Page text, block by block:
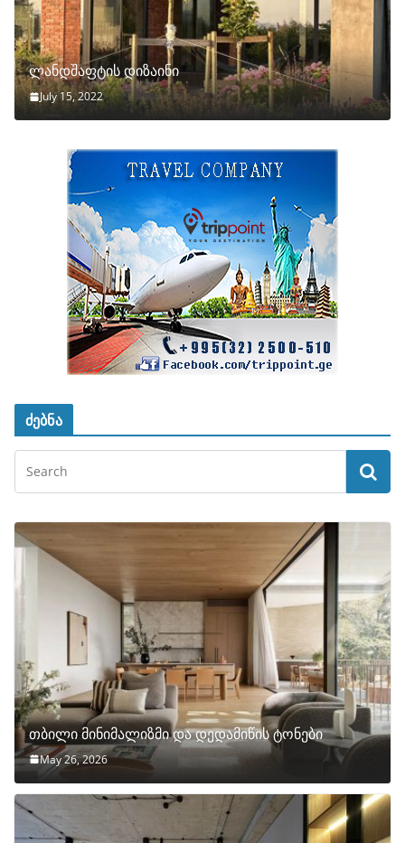
ლანდშაფტის დიზაინი
July 15, 2022
ძებნა
თბილი მინიმალიზმი და დედამიწის ტონები
May 26, 2026